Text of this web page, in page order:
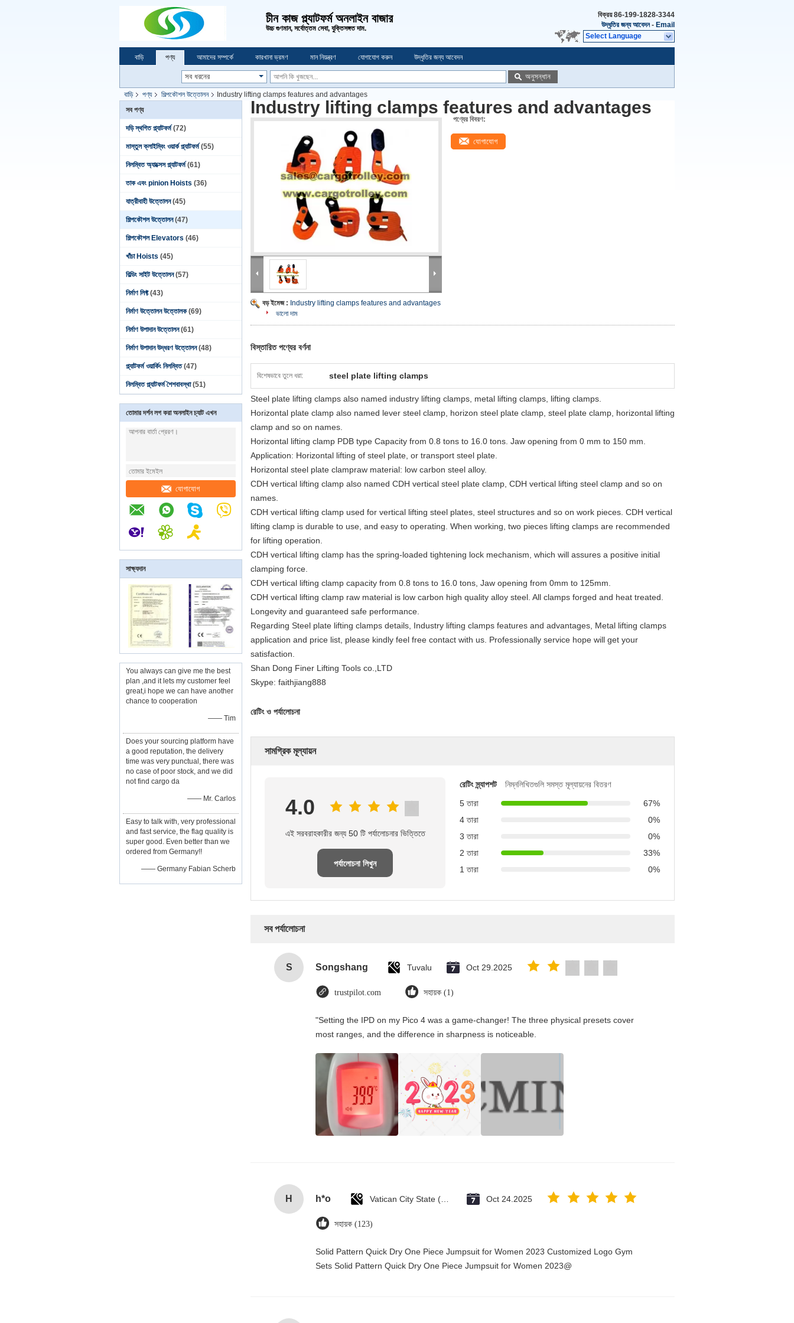
চীন কাজ প্ল্যাটফর্ম অনলাইন বাজার
উচ্চ গুণমান, সর্বোত্তম সেবা, যুক্তিসঙ্গত দাম.
বিক্রয়86-199-1828-3344
উদ্ধৃতির জন্য আবেদন - Email
Select Language
বাড়ি পণ্য আমাদের সম্পর্কে কারখানা ভ্রমণ মান নিয়ন্ত্রণ যোগাযোগ করুন উদ্ধৃতির জন্য আবেদন
অনুসন্ধান
বাড়ি পণ্য শিল্পকৌশল উত্তোলন
Industry lifting clamps features and advantages
সব পণ্য
দড়ি স্থগিত প্ল্যাটফর্ম (72)
মাস্তুল ক্লাইম্বিং ওয়ার্ক প্ল্যাটফর্ম (55)
নিলম্বিত অ্যাক্সেস প্ল্যাটফর্ম (61)
তাক এবং pinion Hoists (36)
যাত্রীবাহী উত্তোলন (45)
শিল্পকৌশল উত্তোলন (47)
শিল্পকৌশল Elevators (46)
খাঁচা Hoists (45)
বিল্ডিং সাইট উত্তোলন (57)
নির্মাণ লিফ্ট (43)
নির্মাণ উত্তোলন উত্তোলক (69)
নির্মাণ উপাদান উত্তোলন (61)
নির্মাণ উপাদান উদ্ধরণ উত্তোলন (48)
প্ল্যাটফর্ম ওয়ার্কিং নিলম্বিত (47)
নিলম্বিত প্ল্যাটফর্ম শৈশবাবস্থা (51)
তোমার দর্শন লগ করা অনলাইন চ্যাট এখন
যোগাযোগ
সাক্ষ্যদান
You always can give me the best
plan ,and it lets my customer feel
great,i hope we can have another
chance to cooperation
—— Tim
Does your sourcing platform have
a good reputation, the delivery
time was very punctual, there was
no case of poor stock, and we did
not find cargo da
—— Mr. Carlos
Easy to talk with, very professional
and fast service, the flag quality is
super good. Even better than we
ordered from Germany!!
—— Germany Fabian Scherb
Industry lifting clamps features and advantages
বড় ইমেজ : Industry lifting clamps features and advantages
ভালো দাম
পণ্যের বিবরণ:
যোগাযোগ
বিস্তারিত পণ্যের বর্ণনা
বিশেষভাবে তুলে ধরা: steel plate lifting clamps
Steel plate lifting clamps also named industry lifting clamps, metal lifting clamps, lifting clamps.
Horizontal plate clamp also named lever steel clamp, horizon steel plate clamp, steel plate clamp, horizontal lifting
clamp and so on names.
Horizontal lifting clamp PDB type Capacity from 0.8 tons to 16.0 tons. Jaw opening from 0 mm to 150 mm.
Application: Horizontal lifting of steel plate, or transport steel plate.
Horizontal steel plate clampraw material: low carbon steel alloy.
CDH vertical lifting clamp also named CDH vertical steel plate clamp, CDH vertical lifting steel clamp and so on
names.
CDH vertical lifting clamp used for vertical lifting steel plates, steel structures and so on work pieces. CDH vertical
lifting clamp is durable to use, and easy to operating. When working, two pieces lifting clamps are recommended
for lifting operation.
CDH vertical lifting clamp has the spring-loaded tightening lock mechanism, which will assures a positive initial
clamping force.
CDH vertical lifting clamp capacity from 0.8 tons to 16.0 tons, Jaw opening from 0mm to 125mm.
CDH vertical lifting clamp raw material is low carbon high quality alloy steel. All clamps forged and heat treated.
Longevity and guaranteed safe performance.
Regarding Steel plate lifting clamps details, Industry lifting clamps features and advantages, Metal lifting clamps
application and price list, please kindly feel free contact with us. Professionally service hope will get your
satisfaction.
Shan Dong Finer Lifting Tools co.,LTD
Skype: faithjiang888
রেটিং ও পর্যালোচনা
সামগ্রিক মূল্যায়ন
4.0
এই সরবরাহকারীর জন্য 50 টি পর্যালোচনার ভিত্তিতে
পর্যালোচনা লিখুন
রেটিং স্ন্যাপশট
নিম্নলিখিতগুলি সমস্ত মূল্যায়নের বিতরণ
5 তারা
67%
4 তারা
0%
3 তারা
0%
2 তারা
33%
1 তারা
0%
সব পর্যালোচনা
S Songshang Tuvalu Oct 29.2025
trustpilot.com সহায়ক (1)
"Setting the IPD on my Pico 4 was a game-changer! The three physical presets cover
most ranges, and the difference in sharpness is noticeable.
H h*o Oct 24.2025
সহায়ক (123)
Solid Pattern Quick Dry One Piece Jumpsuit for Women 2023 Customized Logo Gym
Sets Solid Pattern Quick Dry One Piece Jumpsuit for Women 2023@